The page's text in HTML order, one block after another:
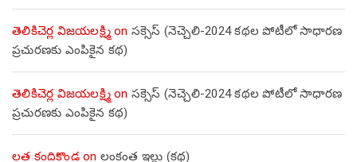
తెలికిచెర్ల విజయలక్ష్మిon సక్సెస్ (నెచ్చెలి-2024 కథల పోటీలో సాధారణ
ప్రచురణకు ఎంపికైన కథ)
తెలికిచెర్ల విజయలక్ష్మిon సక్సెస్ (నెచ్చెలి-2024 కథల పోటీలో సాధారణ
ప్రచురణకు ఎంపికైన కథ)
లత కందికొండon లంకంత ఇల్లు (కథ)